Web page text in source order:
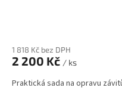
1 818 Kč bez DPH
2 200 Kč / ks
Praktická sada na opravu